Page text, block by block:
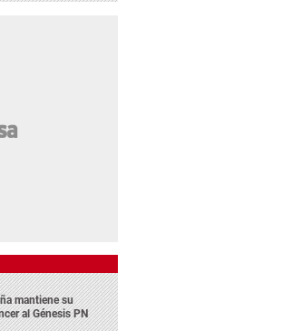
mantiene su
al Génesis PN